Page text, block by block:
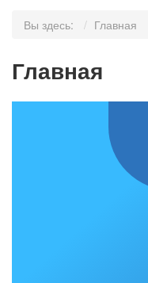
Вы здесь: Главная
Главная